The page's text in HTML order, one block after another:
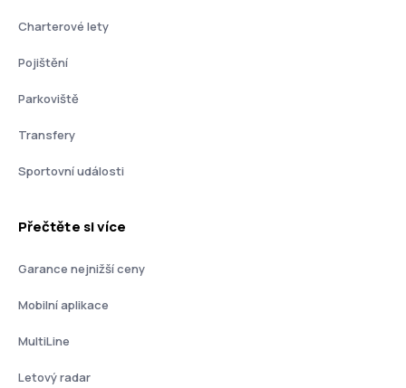
Charterové lety
Pojištění
Parkoviště
Transfery
Sportovní události
Přečtěte si více
Garance nejnižší ceny
Mobilní aplikace
MultiLine
Letový radar